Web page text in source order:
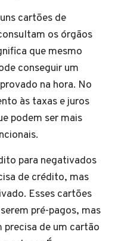
cartões de
os órgãos
que mesmo
conseguir um
na hora. No
às taxas e juros
podem ser mais
para negativados
de crédito, mas
Esses cartões
pré-pagos, mas
precisa de um cartão